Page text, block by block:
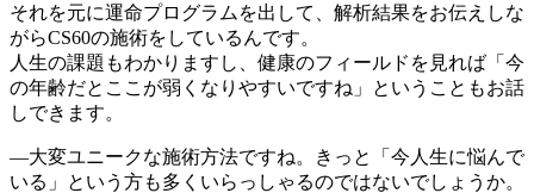
それを元に運命プログラムを出して、解析結果をお伝えしな
がらCS60の施術をしているんです。
人生の課題もわかりますし、健康のフィールドを見れば「今
の年齢だとここが弱くなりやすいですね」ということもお話
しできます。
―大変ユニークな施術方法ですね。きっと「今人生に悩んで
いる」という方も多くいらっしゃるのではないでしょうか。